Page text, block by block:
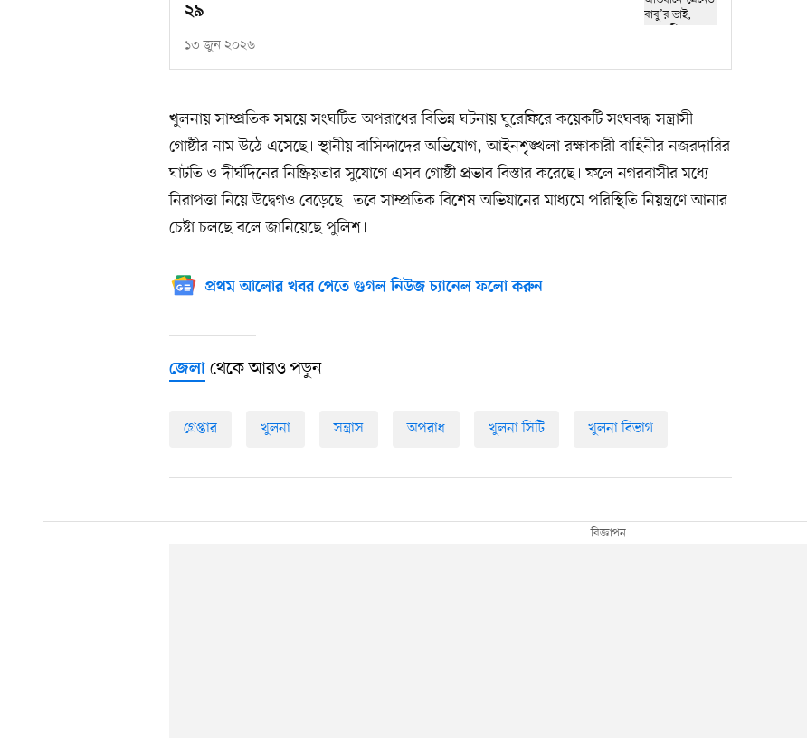
২৯
১৩ জুন ২০২৬
খুলনায় সাম্প্রতিক সময়ে সংঘটিত অপরাধের বিভিন্ন ঘটনায় ঘুরেফিরে কয়েকটি সংঘবদ্ধ সন্ত্রাসী
গোষ্ঠীর নাম উঠে এসেছে। স্থানীয় বাসিন্দাদের অভিযোগ, আইনশৃঙ্খলা রক্ষাকারী বাহিনীর নজরদারির
ঘাটতি ও দীর্ঘদিনের নিষ্ক্রিয়তার সুযোগে এসব গোষ্ঠী প্রভাব বিস্তার করেছে। ফলে নগরবাসীর মধ্যে
নিরাপত্তা নিয়ে উদ্বেগও বেড়েছে। তবে সাম্প্রতিক বিশেষ অভিযানের মাধ্যমে পরিস্থিতি নিয়ন্ত্রণে আনার
চেষ্টা চলছে বলে জানিয়েছে পুলিশ।
প্রথম আলোর খবর পেতে গুগল নিউজ চ্যানেল ফলো করুন
জেলা থেকে আরও পড়ুন
গ্রেপ্তার খুলনা সন্ত্রাস অপরাধ খুলনা সিটি খুলনা বিভাগ